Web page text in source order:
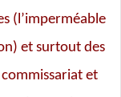
(l’imperméable
et surtout des
et